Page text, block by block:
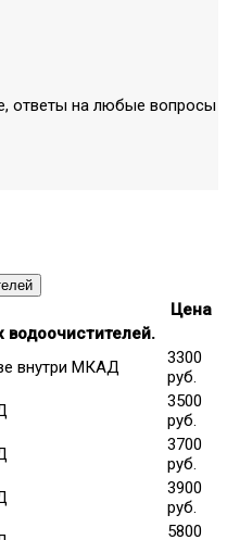
ответы на любые вопросы
Цена
внутри МКАД
3300
руб.
3500
руб.
3700
руб.
3900
руб.
5800